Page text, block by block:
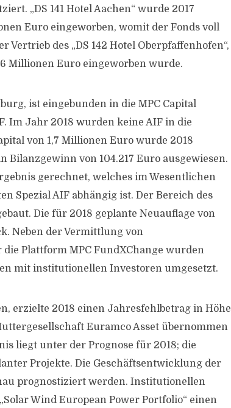
„DS 141 Hotel Aachen“ wurde 2017
Euro eingeworben, womit der Fonds voll
des „DS 142 Hotel Oberpfaffenhofen“,
Millionen Euro eingeworben wurde.
ist eingebunden in die MPC Capital
Im Jahr 2018 wurden keine AIF in die
von 1,7 Millionen Euro wurde 2018
Bilanzgewinn von 104.217 Euro ausgewiesen.
gerechnet, welches im Wesentlichen
Spezial AIF abhängig ist. Der Bereich des
Die für 2018 geplante Neuauflage von
Neben der Vermittlung von
Plattform MPC FundXChange wurden
mit institutionellen Investoren umgesetzt.
erzielte 2018 einen Jahresfehlbetrag in Höhe
Euramco Asset übernommen
liegt unter der Prognose für 2018; die
Projekte. Die Geschäftsentwicklung der
prognostiziert werden. Institutionellen
Wind European Power Portfolio“ einen